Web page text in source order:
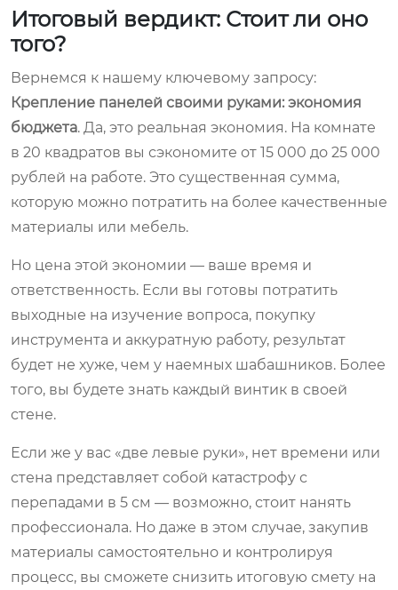
Итоговый вердикт: Стоит ли оно
того?
Вернемся к нашему ключевому запросу:
Крепление панелей своими руками: экономия
бюджета. Да, это реальная экономия. На комнате
в 20 квадратов вы сэкономите от 15 000 до 25 000
рублей на работе. Это существенная сумма,
которую можно потратить на более качественные
материалы или мебель.
Но цена этой экономии — ваше время и
ответственность. Если вы готовы потратить
выходные на изучение вопроса, покупку
инструмента и аккуратную работу, результат
будет не хуже, чем у наемных шабашников. Более
того, вы будете знать каждый винтик в своей
стене.
Если же у вас «две левые руки», нет времени или
стена представляет собой катастрофу с
перепадами в 5 см — возможно, стоит нанять
профессионала. Но даже в этом случае, закупив
материалы самостоятельно и контролируя
процесс, вы сможете снизить итоговую смету на